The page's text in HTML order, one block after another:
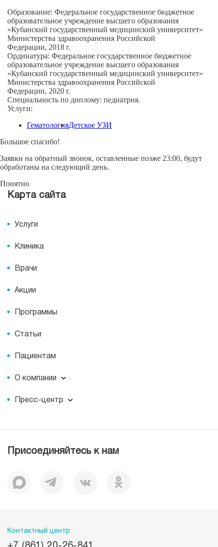
Образование: Федеральное государственное бюджетное
образовательное учреждение высшего образования
«Кубанский государственный медицинский университет»
Министерства здравоохранения Российской
Федерации, 2018 г.
Ординатура: Федеральное государственное бюджетное
образовательное учреждение высшего образования
«Кубанский государственный медицинский университет»
Министерства здравоохранения Российской
Федерации, 2020 г.
Специальность по диплому: педиатрия.
Услуги:
ГематологияДетское УЗИ
Большое спасибо!
Заявки на обратный звонок, оставленные позже 23:00, будут
обработаны на следующий день.
Понятно
Карта сайта
Услуги
Клиника
Врачи
Акции
Программы
Статьи
Пациентам
О компании
Вакансии
Документы
История
Пресс-центр
Журнал для пациентов «МЕДСИ СЕГОДНЯ»
Присоединяйтесь к нам
Контактный центр